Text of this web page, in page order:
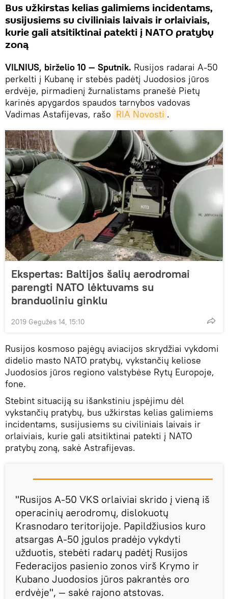
Bus užkirstas kelias galimiems incidentams,
susijusiems su civiliniais laivais ir orlaiviais,
kurie gali atsitiktinai patekti į NATO pratybų
zoną
VILNIUS, birželio 10 — Sputnik. Rusijos radarai A-50
perkelti į Kubanę ir stebės padėtį Juodosios jūros
erdvėje, pirmadienį žurnalistams pranešė Pietų
karinės apygardos spaudos tarnybos vadovas
Vadimas Astafijevas, rašo RIA Novosti .
Ekspertas: Baltijos šalių aerodromai
parengti NATO lėktuvams su
branduoliniu ginklu
2019 Gegužės 14, 15:10
Rusijos kosmoso pajėgų aviacijos skrydžiai vykdomi
didelio masto NATO pratybų, vykstančių keliose
Juodosios jūros regiono valstybėse Rytų Europoje,
fone.
Stebint situaciją su išankstiniu įspėjimu dėl
vykstančių pratybų, bus užkirstas kelias galimiems
incidentams, susijusiems su civiliniais laivais ir
orlaiviais, kurie gali atsitiktinai patekti į NATO
pratybų zoną, sakė Astrafijevas.
"Rusijos A-50 VKS orlaiviai skrido į vieną iš
operacinių aerodromų, dislokuotų
Krasnodaro teritorijoje. Papildžiusios kuro
atsargas A-50 įgulos pradėjo vykdyti
užduotis, stebėti radarų padėtį Rusijos
Federacijos pasienio zonos virš Krymo ir
Kubano Juodosios jūros pakrantės oro
erdvėje", — sakė rajono atstovas.